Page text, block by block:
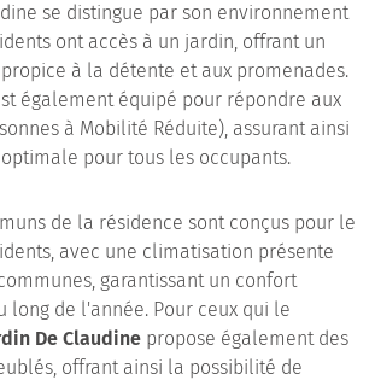
se distingue par son environnement
ont accès à un jardin, offrant un
à la détente et aux promenades.
également équipé pour répondre aux
à Mobilité Réduite), assurant ainsi
pour tous les occupants.
de la résidence sont conçus pour le
avec une climatisation présente
garantissant un confort
long de l'année. Pour ceux qui le
De Claudine propose également des
offrant ainsi la possibilité de